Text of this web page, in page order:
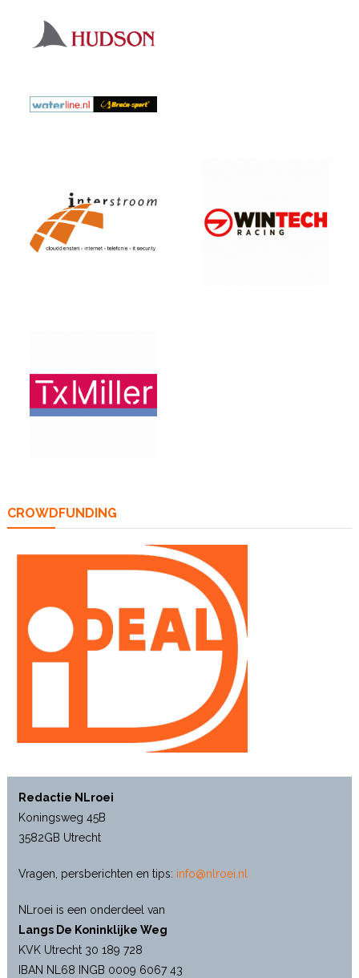
CROWDFUNDING
Redactie NLroei
Koningsweg 45B
3582GB Utrecht
Vragen, persberichten en tips: info@nlroei.nl
NLroei is een onderdeel van
Langs De Koninklijke Weg
KVK Utrecht 30 189 728
IBAN NL68 INGB 0009 6067 43